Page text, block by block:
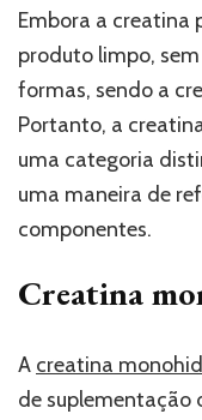
Embora a creatina
produto limpo,
formas, sendo a
Portanto, a
uma categoria
uma maneira de
componentes.
Creatina
A creatina
de suplementação